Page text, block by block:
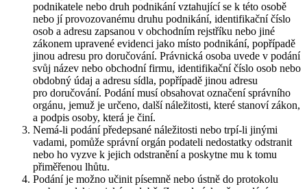
podnikatele nebo druh podnikání vztahující se k této osobě
nebo jí provozovanému druhu podnikání, identifikační číslo
osob a adresu zapsanou v obchodním rejstříku nebo jiné
zákonem upravené evidenci jako místo podnikání, popřípadě
jinou adresu pro doručování. Právnická osoba uvede v podání
svůj název nebo obchodní firmu, identifikační číslo osob nebo
obdobný údaj a adresu sídla, popřípadě jinou adresu
pro doručování. Podání musí obsahovat označení správního
orgánu, jemuž je určeno, další náležitosti, které stanoví zákon,
a podpis osoby, která je činí.
Nemá-li podání předepsané náležitosti nebo trpí-li jinými
vadami, pomůže správní orgán podateli nedostatky odstranit
nebo ho vyzve k jejich odstranění a poskytne mu k tomu
přiměřenou lhůtu.
Podání je možno učinit písemně nebo ústně do protokolu